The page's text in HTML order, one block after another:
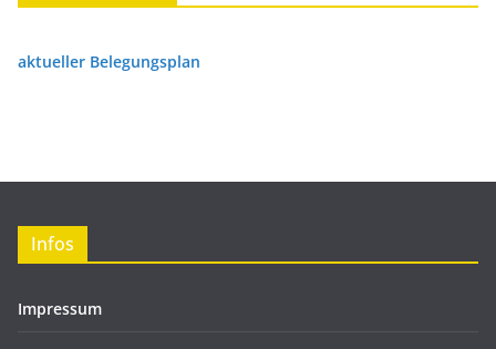
aktueller Belegungsplan
Infos
Impressum